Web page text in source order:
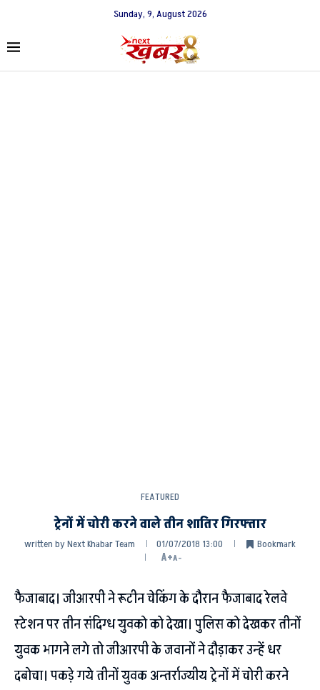
Sunday, 9, August 2026
FEATURED
ट्रेनों में चोरी करने वाले तीन शातिर गिरफ्तार
written byNext Khabar Team 01/07/2018 13:00
Bookmark
A+A-
फैजाबाद। जीआरपी ने रूटीन चेकिंग के दौरान फैजाबाद रेलवे
स्टेशन पर तीन संदिग्ध युवको को देखा। पुलिस को देखकर तीनों
युवक भागने लगे तो जीआरपी के जवानों ने दौड़ाकर उन्हें धर
दबोचा। पकड़े गये तीनों युवक अन्तर्राज्यीय ट्रेनों में चोरी करने